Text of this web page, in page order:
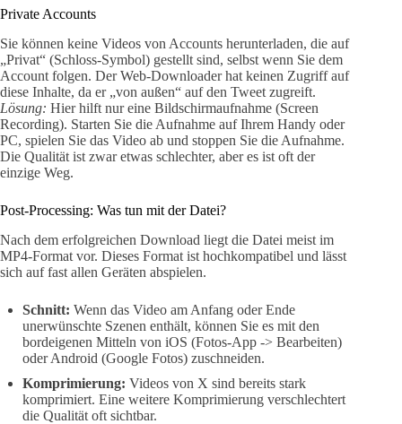
Private Accounts
Sie können keine Videos von Accounts herunterladen, die auf
„Privat“ (Schloss-Symbol) gestellt sind, selbst wenn Sie dem
Account folgen. Der Web-Downloader hat keinen Zugriff auf
diese Inhalte, da er „von außen“ auf den Tweet zugreift.
Lösung: Hier hilft nur eine Bildschirmaufnahme (Screen
Recording). Starten Sie die Aufnahme auf Ihrem Handy oder
PC, spielen Sie das Video ab und stoppen Sie die Aufnahme.
Die Qualität ist zwar etwas schlechter, aber es ist oft der
einzige Weg.
Post-Processing: Was tun mit der Datei?
Nach dem erfolgreichen Download liegt die Datei meist im
MP4-Format vor. Dieses Format ist hochkompatibel und lässt
sich auf fast allen Geräten abspielen.
Schnitt: Wenn das Video am Anfang oder Ende
unerwünschte Szenen enthält, können Sie es mit den
bordeigenen Mitteln von iOS (Fotos-App -> Bearbeiten)
oder Android (Google Fotos) zuschneiden.
Komprimierung: Videos von X sind bereits stark
komprimiert. Eine weitere Komprimierung verschlechtert
die Qualität oft sichtbar.